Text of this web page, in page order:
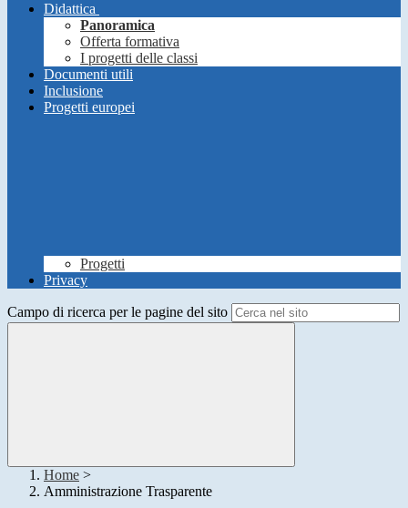
Didattica
Panoramica
Offerta formativa
I progetti delle classi
Documenti utili
Inclusione
Progetti europei
Progetti
Privacy
Campo di ricerca per le pagine del sito
Home >
Amministrazione Trasparente